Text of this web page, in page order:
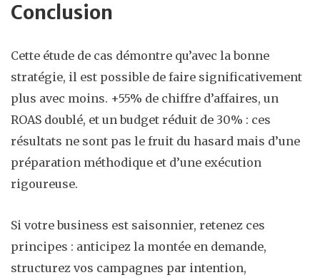
Conclusion
Cette étude de cas démontre qu’avec la bonne
stratégie, il est possible de faire significativement
plus avec moins. +55% de chiffre d’affaires, un
ROAS doublé, et un budget réduit de 30% : ces
résultats ne sont pas le fruit du hasard mais d’une
préparation méthodique et d’une exécution
rigoureuse.
Si votre business est saisonnier, retenez ces
principes : anticipez la montée en demande,
structurez vos campagnes par intention,